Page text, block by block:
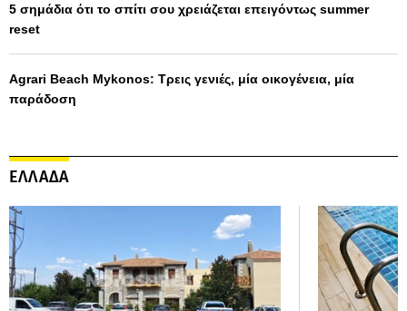
5 σημάδια ότι το σπίτι σου χρειάζεται επειγόντως summer
reset
Agrari Beach Mykonos: Τρεις γενιές, μία οικογένεια, μία
παράδοση
ΕΛΛΑΔΑ